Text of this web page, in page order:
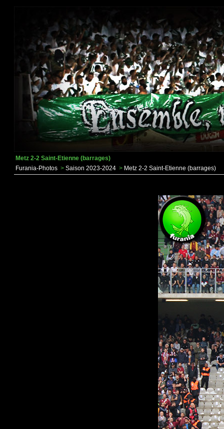
Metz 2-2 Saint-Etienne (barrages)
Furania-Photos > Saison 2023-2024 > Metz 2-2 Saint-Etienne (barrages)